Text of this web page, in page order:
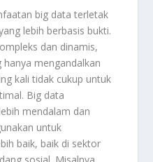
big data terletak
lebih berbasis bukti.
dan dinamis,
mengandalkan
kali tidak cukup untuk
Big data
mendalam dan
untuk
baik, baik di sektor
sosial. Misalnya,